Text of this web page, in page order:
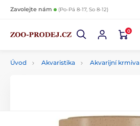
Zavolejte nám (Po-Pá 8-17, So 8-12)
0
Úvod Akvaristika Akvarijní krmiva